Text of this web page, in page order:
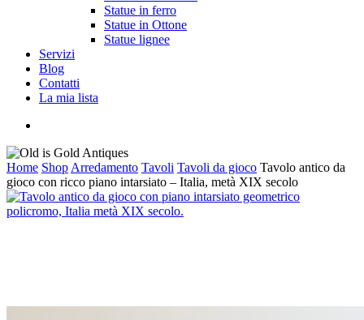
Statue in ferro
Statue in Ottone
Statue lignee
Servizi
Blog
Contatti
La mia lista
Home Shop Arredamento Tavoli Tavoli da gioco Tavolo antico da
gioco con ricco piano intarsiato – Italia, metà XIX secolo